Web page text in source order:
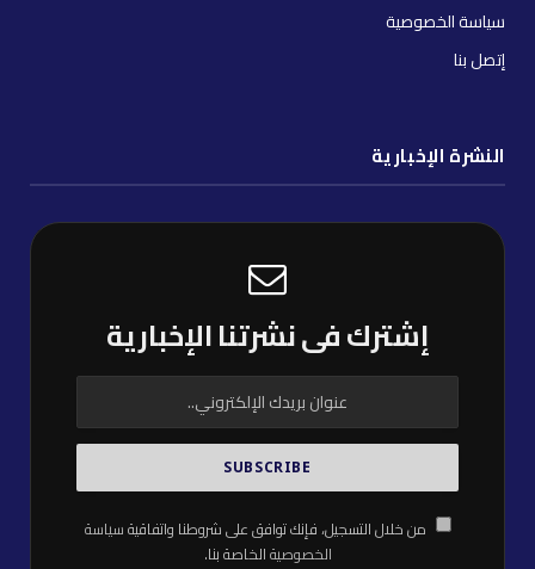
سياسة الخصوصية
إتصل بنا
النشرة الإخبارية
إشترك فى نشرتنا الإخبارية
من خلال التسجيل، فإنك توافق على شروطنا واتفاقيةسياسة
الخصوصيةالخاصة بنا.